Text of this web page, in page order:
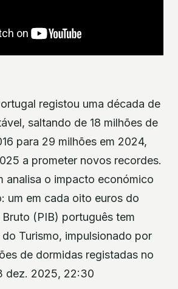
registou uma década de
saltando de 18 milhões de
para 29 milhões em 2024,
a prometer novos recordes.
analisa o impacto económico
um em cada oito euros do
(PIB) português tem
Turismo, impulsionado por
de dormidas registadas no
dez. 2025, 22:30